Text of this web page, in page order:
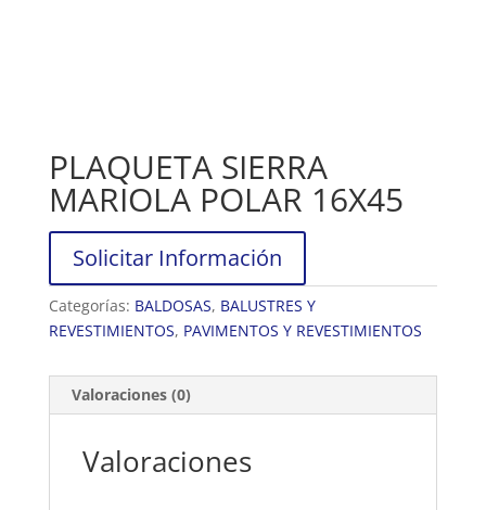
PLAQUETA SIERRA
MARIOLA POLAR 16X45
Solicitar Información
Categorías: BALDOSAS, BALUSTRES Y
REVESTIMIENTOS, PAVIMENTOS Y REVESTIMIENTOS
Valoraciones (0)
Valoraciones